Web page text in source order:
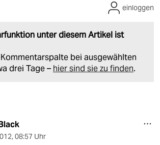
unter diesem Artikel ist
bei ausgewählten
drei Tage – hier sind sie zu finden.
einloggen
, 08:57 Uhr